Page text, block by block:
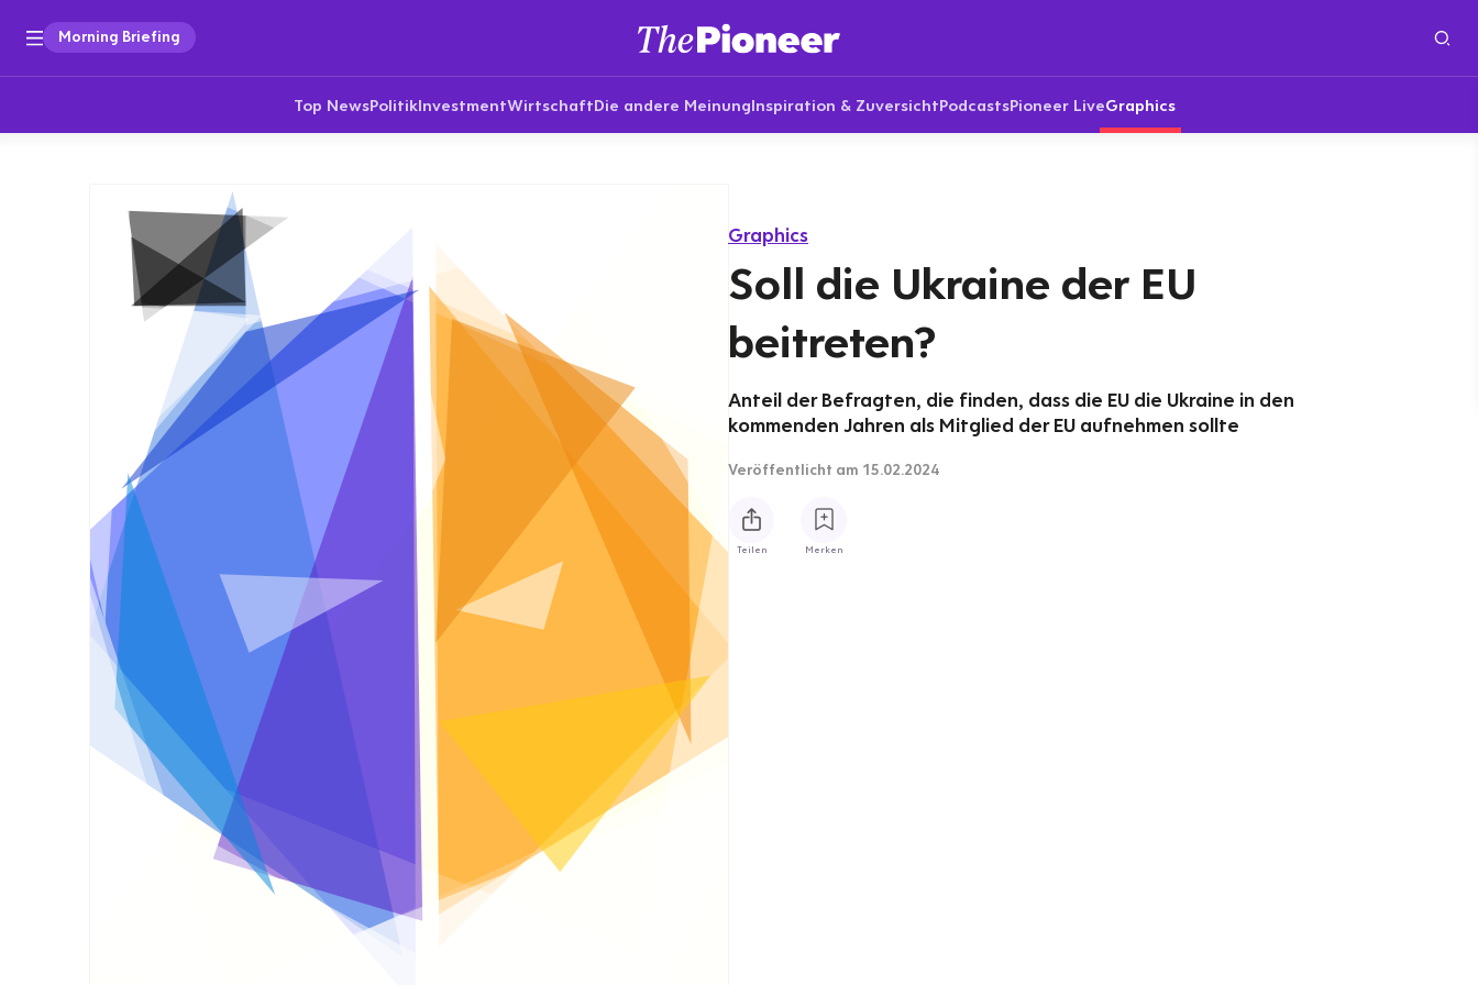
Morning Briefing
Top NewsPolitikInvestmentWirtschaftDie andere MeinungInspiration & ZuversichtPodcastsPioneer LiveGraphics
Graphics
Soll die Ukraine der EU
beitreten?
Anteil der Befragten, die finden, dass die EU die Ukraine in den
kommenden Jahren als Mitglied der EU aufnehmen sollte
Veröffentlicht am 15.02.2024
Teilen Merken